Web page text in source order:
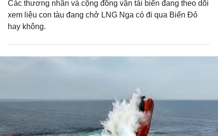
Các thương nhân và cộng đồng vận tải biển đang theo dõi
xem liệu con tàu đang chở LNG Nga có đi qua Biển Đỏ
hay không.